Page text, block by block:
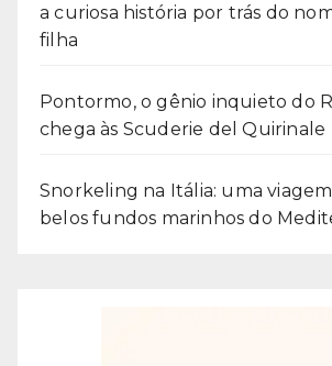
a curiosa história por trás do
filha
Pontormo, o gênio inquieto do
chega às Scuderie del Quirinale
Snorkeling na Itália: uma
belos fundos marinhos do